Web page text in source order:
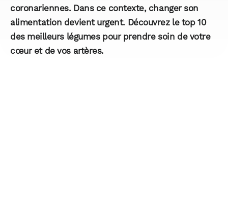
coronariennes. Dans ce contexte, changer son
alimentation devient urgent. Découvrez le top 10
des meilleurs légumes pour prendre soin de votre
cœur et de vos artères.